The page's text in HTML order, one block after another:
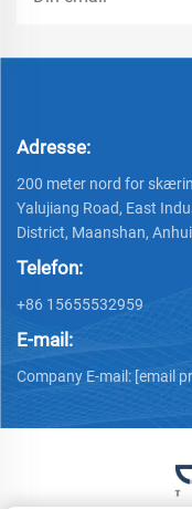
Adresse:
200 meter nord for
Yalujiang Road, East
District, Maanshan,
Telefon:
+86 15655532959
E-mail:
Company E-mail: [email